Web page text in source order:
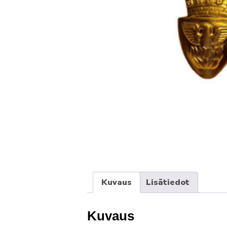
Kuvaus Lisätiedot
Kuvaus